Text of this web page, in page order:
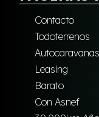
Contacto
Todoterrenos
Autocaravanas
Leasing
Barato
Con Asnef